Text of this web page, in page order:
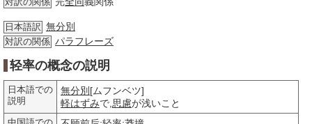
対訳の関係
日本語訳 無分別
対訳の関係 パラフレーズ
轻率の概念の説明
日本語での
説明
無分別 [ムフンベツ]
軽はずみで, 思慮が浅いこと